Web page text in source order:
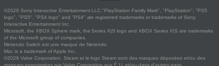
©2026 Sony Interactive Entertainment LLC."PlayStation Family Mark", "PlayStation", "PS5
logo", "PS5", "PS4 logo" and "PS4" are registered trademarks or trademarks of Sony
Interactive Entertainment Inc.
Microsoft, the XBOX Sphere mark, the Series X|S logo and XBOX Series X|S are trademarks
of the Microsoft group of companies.
Nintendo Switch est une marque de Nintendo.
Mac is a trademark of Apple Inc.
©2026 Valve Corporation. Steam et le logo Steam sont des marques déposées et/ou des
marques enregistrées par Valve Corporation aux É.U. et/ou dans d'autres pays.